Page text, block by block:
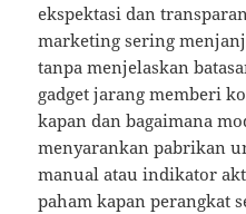
ekspektasi dan
marketing sering
tanpa menjelaskan
gadget jarang memberi
kapan dan bagaimana
menyarankan pabrikan
manual atau indikator
paham kapan perangkat